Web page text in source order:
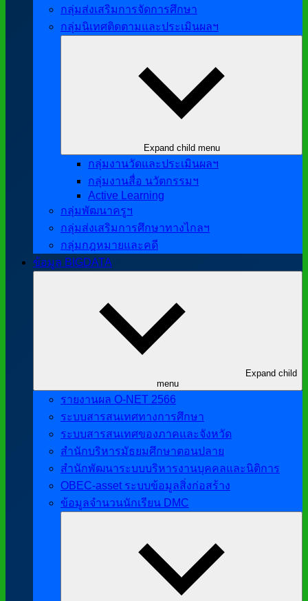
กลุ่มส่งเสริมการจัดการศึกษา
กลุ่มนิเทศติดตามและประเมินผลฯ
Expand child menu
กลุ่มงานวัดและประเมินผลฯ
กลุ่มงานสื่อ นวัตกรรมฯ
Active Learning
กลุ่มพัฒนาครูฯ
กลุ่มส่งเสริมการศึกษาทางไกลฯ
กลุ่มกฎหมายและคดี
ข้อมูล BIGDATA
Expand child
menu
รายงานผล O-NET 2566
ระบบสารสนเทศทางการศึกษา
ระบบสารสนเทศของภาคและจังหวัด
สำนักบริหารมัธยมศึกษาตอนปลาย
สำนักพัฒนาระบบบริหารงานบุคคลและนิติการ
OBEC-asset ระบบข้อมูลสิ่งก่อสร้าง
ข้อมูลจำนวนนักเรียน DMC